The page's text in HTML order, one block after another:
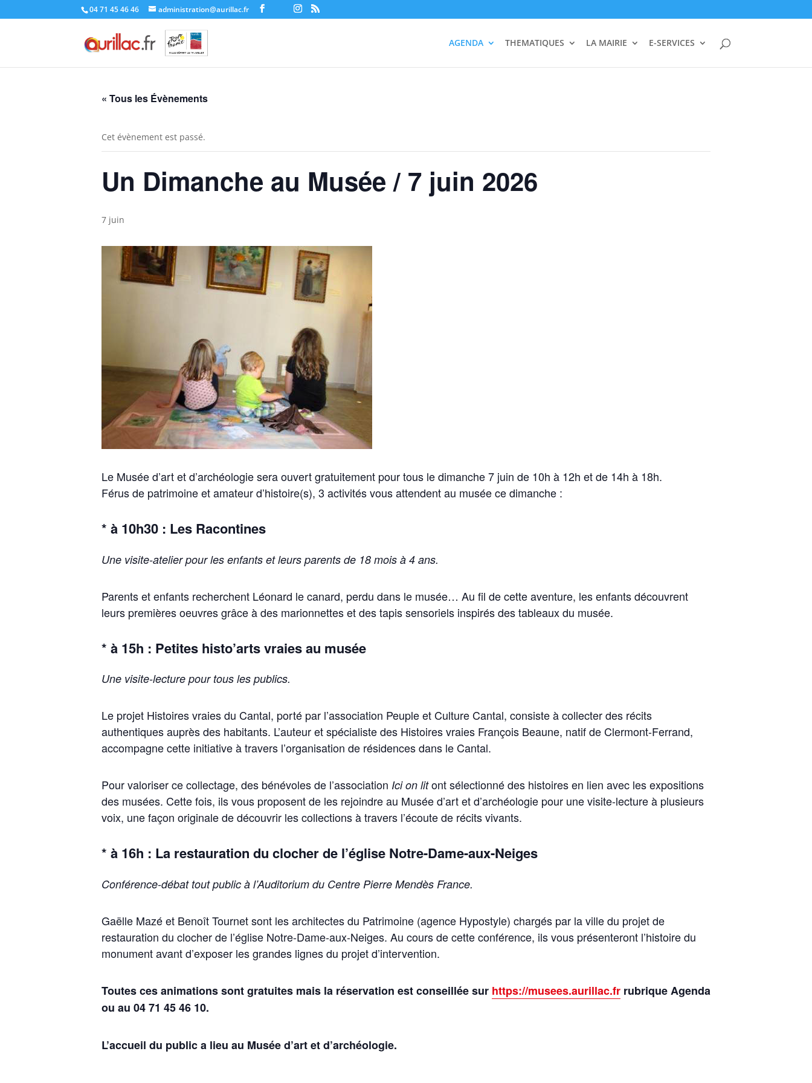
04 71 45 46 46 administration@aurillac.fr
AGENDA THEMATIQUES LA MAIRIE E-SERVICES
« Tous les Évènements
Cet évènement est passé.
Un Dimanche au Musée / 7 juin 2026
7 juin
Le Musée d’art et d’archéologie sera ouvert gratuitement pour tous le dimanche 7 juin de 10h à 12h et de 14h à 18h.
Férus de patrimoine et amateur d’histoire(s), 3 activités vous attendent au musée ce dimanche :
* à 10h30 : Les Racontines
Une visite-atelier pour les enfants et leurs parents de 18 mois à 4 ans.
Parents et enfants recherchent Léonard le canard, perdu dans le musée… Au fil de cette aventure, les enfants découvrent
leurs premières oeuvres grâce à des marionnettes et des tapis sensoriels inspirés des tableaux du musée.
* à 15h : Petites histo’arts vraies au musée
Une visite-lecture pour tous les publics.
Le projet Histoires vraies du Cantal, porté par l’association Peuple et Culture Cantal, consiste à collecter des récits
authentiques auprès des habitants. L’auteur et spécialiste des Histoires vraies François Beaune, natif de Clermont-Ferrand,
accompagne cette initiative à travers l’organisation de résidences dans le Cantal.
Pour valoriser ce collectage, des bénévoles de l’association Ici on litont sélectionné des histoires en lien avec les expositions
des musées. Cette fois, ils vous proposent de les rejoindre au Musée d’art et d’archéologie pour une visite-lecture à plusieurs
voix, une façon originale de découvrir les collections à travers l’écoute de récits vivants.
* à 16h : La restauration du clocher de l’église Notre-Dame-aux-Neiges
Conférence-débat tout public à l’Auditorium du Centre Pierre Mendès France.
Gaëlle Mazé et Benoît Tournet sont les architectes du Patrimoine (agence Hypostyle) chargés par la ville du projet de
restauration du clocher de l’église Notre-Dame-aux-Neiges. Au cours de cette conférence, ils vous présenteront l’histoire du
monument avant d’exposer les grandes lignes du projet d’intervention.
Toutes ces animations sont gratuites mais la réservation est conseillée sur https://musees.aurillac.fr rubrique Agenda
ou au 04 71 45 46 10.
L’accueil du public a lieu au Musée d’art et d’archéologie.